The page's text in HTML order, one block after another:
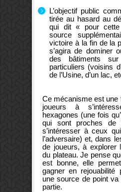
L’objectif public
tirée au hasard au
qui dit « pour
source
victoire à la fin de la
s’agira de dominer
des bâtiments
particuliers (voisins
de l’Usine, d’un lac,
Ce mécanisme est une
joueurs à
hexagones (une fois
qui sont proches
s’intéresser à ceux
l’adversaire) et, dans
de joueurs, à explorer
du plateau. Je pense
est bonne, elle
gagner en rejouabilité
une source de point
partie.